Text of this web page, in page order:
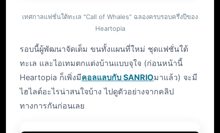
เทศกาลแฟชั่นใต้ทะเล "Call of Whales" ฉลองครบรอบครึ่งปีของ
Heartopia
รอบนี้ผู้พัฒนาจัดเต็ม ขนทั้งแผนที่ใหม่ ชุดแฟชั่นใต้
ทะเล และไอเทมตกแต่งบ้านแบบจุใจ (ก่อนหน้านี้
Heartopia ก็เพิ่งมีคอลแลบกับ SANRIOมาแล้ว) จะมี
ไฮไลต์อะไรน่าสนใจบ้าง ไปดูตัวอย่างจากคลิป
ทางการกันก่อนเลย